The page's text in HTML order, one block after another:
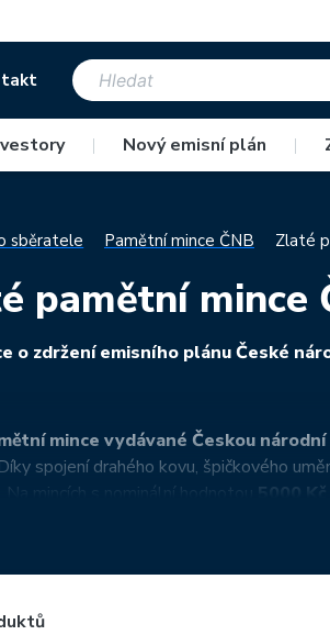
| Nový emisní plán |
sběratele Pamětní mince ČNB Zlaté
pamětní mince
o zdržení emisního plánu České
mince vydávané Českou národní
spojení drahého kovu, špičkového
mincích s nominální hodnotou 5000 Kč
je Česká mincovna, která se věnuje i jejich